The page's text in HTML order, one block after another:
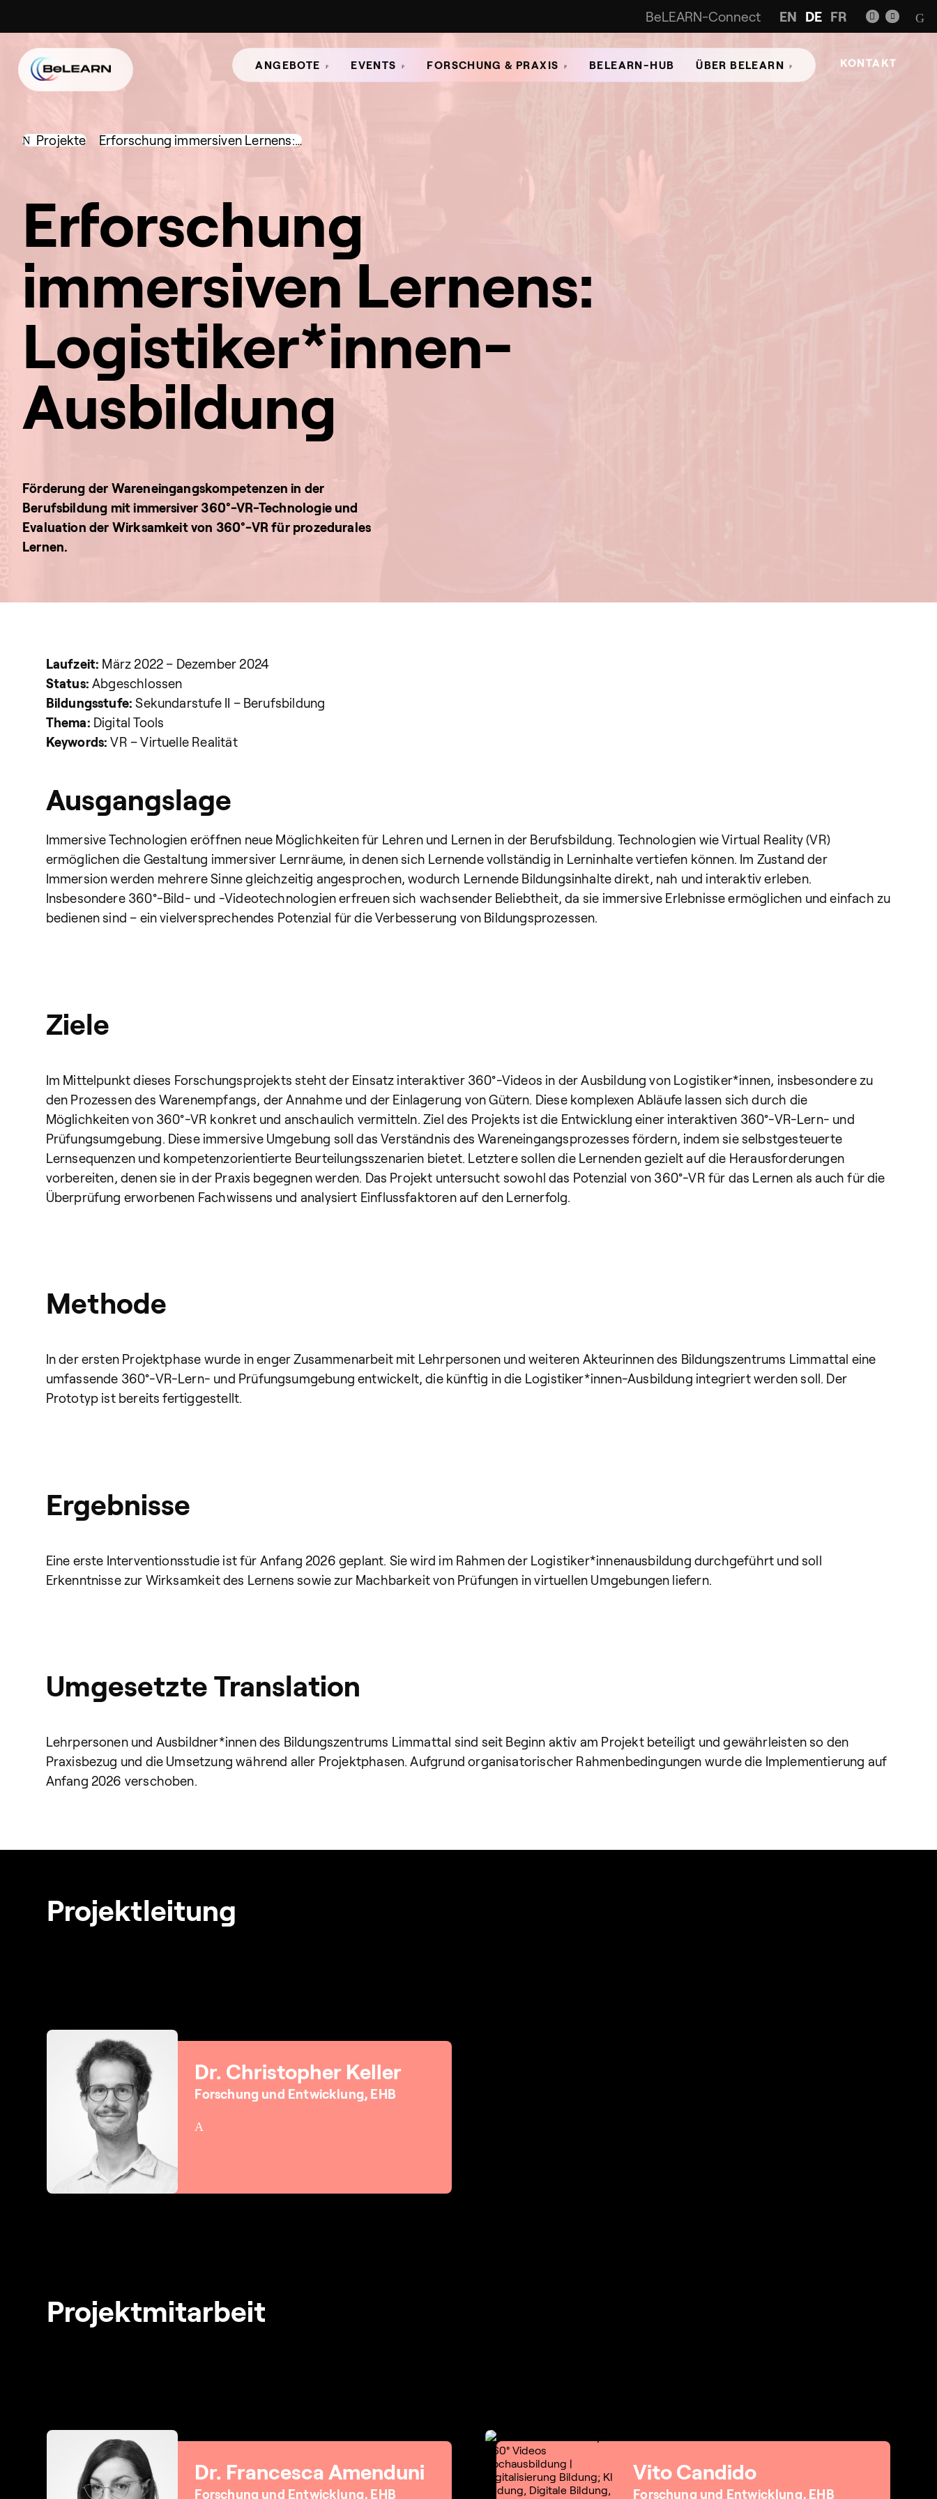
BeLEARN-Connect EN DE FR
ANGEBOTE EVENTS FORSCHUNG & PRAXIS BELEARN-HUB ÜBER BELEARN KONTAKT
Projekte Erforschung immersiven Lernens:…
Erforschung
immersiven Lernens:
Logistiker*innen-
Ausbildung
Förderung der Wareneingangskompetenzen in der
Berufsbildung mit immersiver 360°-VR-Technologie und
Evaluation der Wirksamkeit von 360°-VR für prozedurales
Lernen.
Laufzeit: März 2022 – Dezember 2024
Status: Abgeschlossen
Bildungsstufe:Sekundarstufe II – Berufsbildung
Thema: Digital Tools
Keywords:VR – Virtuelle Realität
Ausgangslage
Immersive Technologien eröffnen neue Möglichkeiten für Lehren und Lernen in der Berufsbildung. Technologien wie Virtual Reality (VR)
ermöglichen die Gestaltung immersiver Lernräume, in denen sich Lernende vollständig in Lerninhalte vertiefen können. Im Zustand der
Immersion werden mehrere Sinne gleichzeitig angesprochen, wodurch Lernende Bildungsinhalte direkt, nah und interaktiv erleben.
Insbesondere 360°-Bild- und -Videotechnologien erfreuen sich wachsender Beliebtheit, da sie immersive Erlebnisse ermöglichen und einfach zu
bedienen sind – ein vielversprechendes Potenzial für die Verbesserung von Bildungsprozessen.
Ziele
Im Mittelpunkt dieses Forschungsprojekts steht der Einsatz interaktiver 360°-Videos in der Ausbildung von Logistiker*innen, insbesondere zu
den Prozessen des Warenempfangs, der Annahme und der Einlagerung von Gütern. Diese komplexen Abläufe lassen sich durch die
Möglichkeiten von 360°-VR konkret und anschaulich vermitteln. Ziel des Projekts ist die Entwicklung einer interaktiven 360°-VR-Lern- und
Prüfungsumgebung. Diese immersive Umgebung soll das Verständnis des Wareneingangsprozesses fördern, indem sie selbstgesteuerte
Lernsequenzen und kompetenzorientierte Beurteilungsszenarien bietet. Letztere sollen die Lernenden gezielt auf die Herausforderungen
vorbereiten, denen sie in der Praxis begegnen werden. Das Projekt untersucht sowohl das Potenzial von 360°-VR für das Lernen als auch für die
Überprüfung erworbenen Fachwissens und analysiert Einflussfaktoren auf den Lernerfolg.
Methode
In der ersten Projektphase wurde in enger Zusammenarbeit mit Lehrpersonen und weiteren Akteurinnen des Bildungszentrums Limmattal eine
umfassende 360°-VR-Lern- und Prüfungsumgebung entwickelt, die künftig in die Logistiker*innen-Ausbildung integriert werden soll. Der
Prototyp ist bereits fertiggestellt.
Ergebnisse
Eine erste Interventionsstudie ist für Anfang 2026 geplant. Sie wird im Rahmen der Logistiker*innenausbildung durchgeführt und soll
Erkenntnisse zur Wirksamkeit des Lernens sowie zur Machbarkeit von Prüfungen in virtuellen Umgebungen liefern.
Umgesetzte Translation
Lehrpersonen und Ausbildner*innen des Bildungszentrums Limmattal sind seit Beginn aktiv am Projekt beteiligt und gewährleisten so den
Praxisbezug und die Umsetzung während aller Projektphasen. Aufgrund organisatorischer Rahmenbedingungen wurde die Implementierung auf
Anfang 2026 verschoben.
Projektleitung
Dr. Christopher Keller
Forschung und Entwicklung, EHB
Projektmitarbeit
Dr. Francesca Amenduni
Forschung und Entwicklung, EHB
Vito Candido
Forschung und Entwicklung, EHB